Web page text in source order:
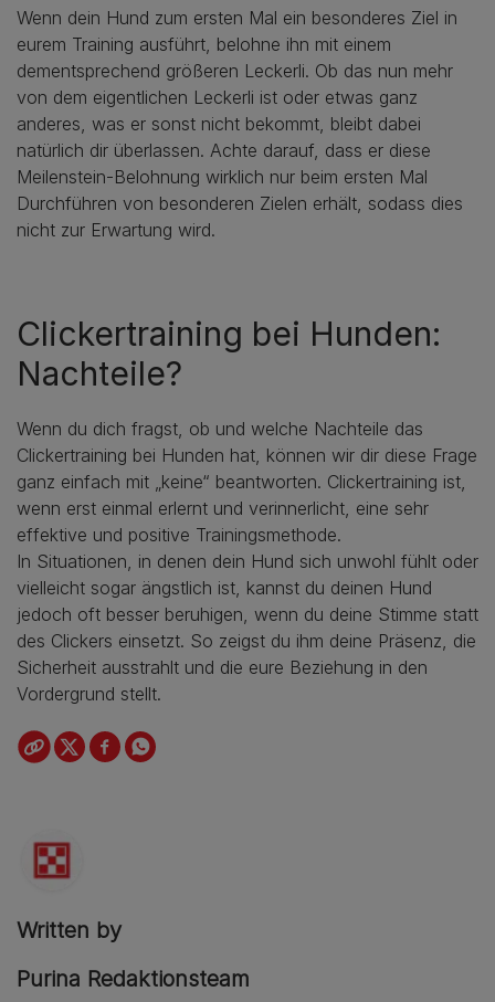
Wenn dein Hund zum ersten Mal ein besonderes Ziel in
eurem Training ausführt, belohne ihn mit einem
dementsprechend größeren Leckerli. Ob das nun mehr
von dem eigentlichen Leckerli ist oder etwas ganz
anderes, was er sonst nicht bekommt, bleibt dabei
natürlich dir überlassen. Achte darauf, dass er diese
Meilenstein-Belohnung wirklich nur beim ersten Mal
Durchführen von besonderen Zielen erhält, sodass dies
nicht zur Erwartung wird.
Clickertraining bei Hunden:
Nachteile?
Wenn du dich fragst, ob und welche Nachteile das
Clickertraining bei Hunden hat, können wir dir diese Frage
ganz einfach mit „keine“ beantworten. Clickertraining ist,
wenn erst einmal erlernt und verinnerlicht, eine sehr
effektive und positive Trainingsmethode.
In Situationen, in denen dein Hund sich unwohl fühlt oder
vielleicht sogar ängstlich ist, kannst du deinen Hund
jedoch oft besser beruhigen, wenn du deine Stimme statt
des Clickers einsetzt. So zeigst du ihm deine Präsenz, die
Sicherheit ausstrahlt und die eure Beziehung in den
Vordergrund stellt.
Written by
Purina Redaktionsteam